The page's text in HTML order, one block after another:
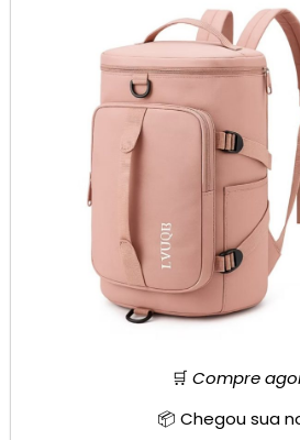
🛒 Compre
📦 Chegou sua